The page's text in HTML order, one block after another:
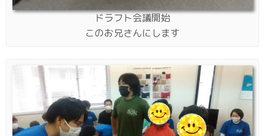
ドラフト会議開始
このお兄さんにします